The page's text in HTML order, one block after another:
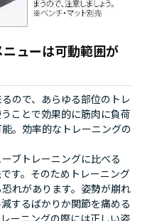
ューは可動範囲が
ので、あらゆる部位のトレ
ことで効果的に筋肉に負荷
。効率的なトレーニングの
ブトレーニングに比べる
す。そのためトレーニング
れがあります。姿勢が崩れ
するばかりか関節を痛める